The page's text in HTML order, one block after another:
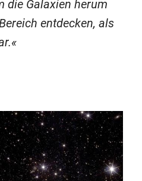
die Galaxien herum
entdecken, als